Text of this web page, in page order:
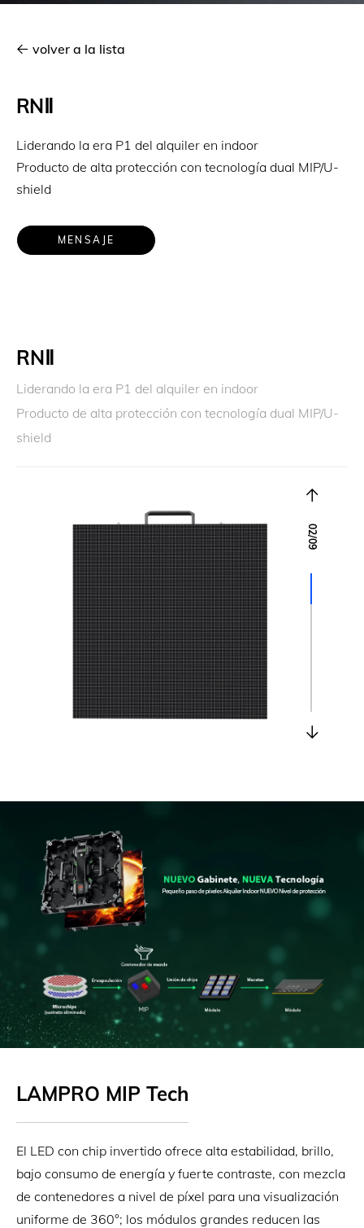
volver a la lista
RNⅡ
Liderando la era P1 del alquiler en indoor
Producto de alta protección con tecnología dual MIP/U-
shield
MENSAJE
RNⅡ
Liderando la era P1 del alquiler en indoor
Producto de alta protección con tecnología dual MIP/U-
shield
02
/
09
LAMPRO MIP Tech
El LED con chip invertido ofrece alta estabilidad, brillo,
bajo consumo de energía y fuerte contraste, con mezcla
de contenedores a nivel de píxel para una visualización
uniforme de 360°; los módulos grandes reducen las